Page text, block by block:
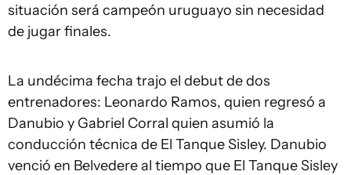
situación será campeón uruguayo sin necesidad
de jugar finales.
La undécima fecha trajo el debut de dos
entrenadores: Leonardo Ramos, quien regresó a
Danubio y Gabriel Corral quien asumió la
conducción técnica de El Tanque Sisley. Danubio
venció en Belvedere al tiempo que El Tanque Sisley